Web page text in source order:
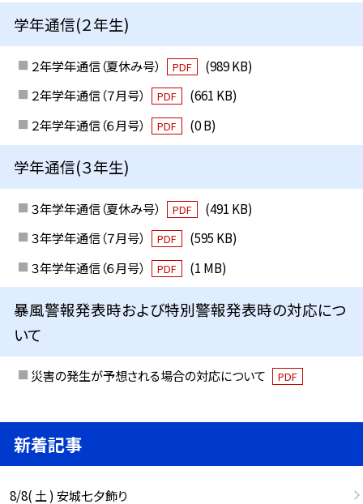
学年通信(２年生)
２年学年通信（夏休み号） PDF
(989 KB)
２年学年通信（７月号）
PDF
(661 KB)
２年学年通信（６月号）
PDF (0 B)
学年通信(３年生)
３年学年通信（夏休み号） PDF
(491 KB)
３年学年通信（７月号）
PDF
(595 KB)
３年学年通信（６月号）
PDF (1 MB)
暴風警報発表時および特別警報発表時の対応につ
いて
災害の発生が予想される場合の対応について PDF
新着記事
8/8( 土 ) 安城七夕飾り